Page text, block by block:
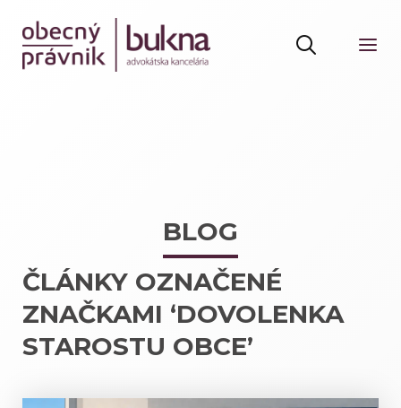
BLOG
ČLÁNKY OZNAČENÉ
ZNAČKAMI ‘DOVOLENKA
STAROSTU OBCE’